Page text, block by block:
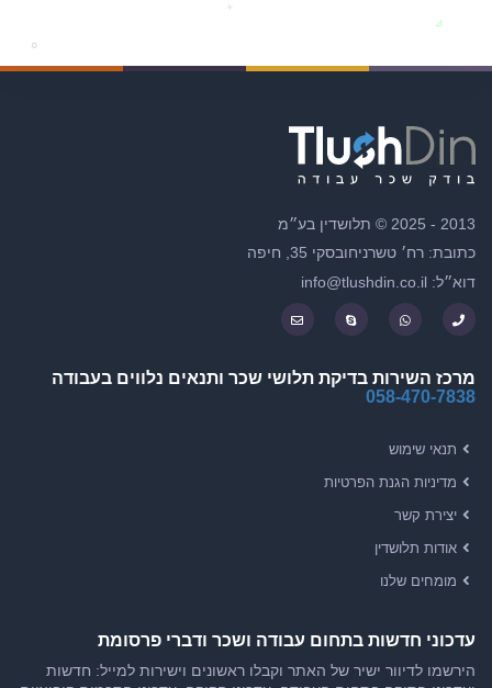
2013 - 2025 © תלושדין בע״מ
כתובת: רח׳ טשרניחובסקי 35, חיפה
דוא״ל: info@tlushdin.co.il
מרכז השירות בדיקת תלושי שכר ותנאים נלווים בעבודה
058-470-7838
תנאי שימוש
מדיניות הגנת הפרטיות
יצירת קשר
אודות תלושדין
מומחים שלנו
עדכוני חדשות בתחום עבודה ושכר ודברי פרסומת
הירשמו לדיוור ישיר של האתר וקבלו ראשונים וישירות למייל: חדשות